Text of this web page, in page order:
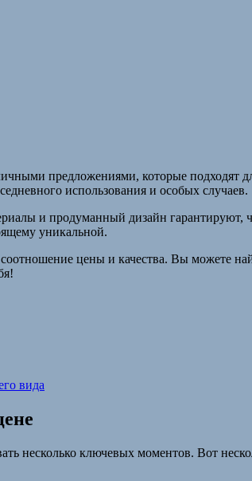
предложениями, которые подходят
использования и особых случаев.
и продуманный дизайн гарантируют,
уникальной.
цены и качества. Вы можете
вида
несколько ключевых моментов. Вот